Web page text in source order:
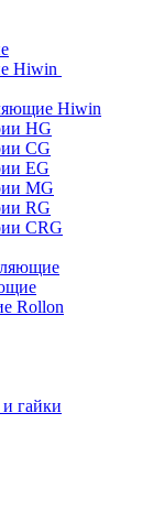
Hiwin
Hiwin
HG
CG
EG
MG
RG
CRG
Rollon
гайки